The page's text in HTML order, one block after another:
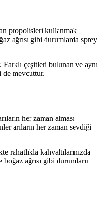
propolisleri kullanmak
ağrısı gibi durumlarda sprey
çeşitleri bulunan ve aynı
de mevcuttur.
her zaman alması
arıların her zaman sevdiği
kahvaltılarınızda
ağrısı gibi durumların